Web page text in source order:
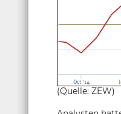
(Quelle: ZEW)